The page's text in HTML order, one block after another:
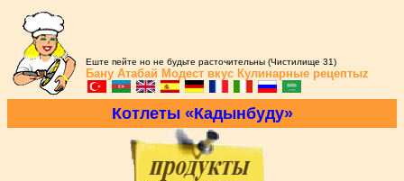
Еште пейте но не будьте расточительны (Чистилище 31)
Бану Атабай Модест вкус Кулинарные рецептыz
Котлеты «Кадынбуду»